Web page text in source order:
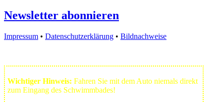
Newsletter abonnieren
Impressum • Datenschutzerklärung • Bildnachweise
Wichtiger Hinweis: Fahren Sie mit dem Auto niemals direkt
zum Eingang des Schwimmbades!